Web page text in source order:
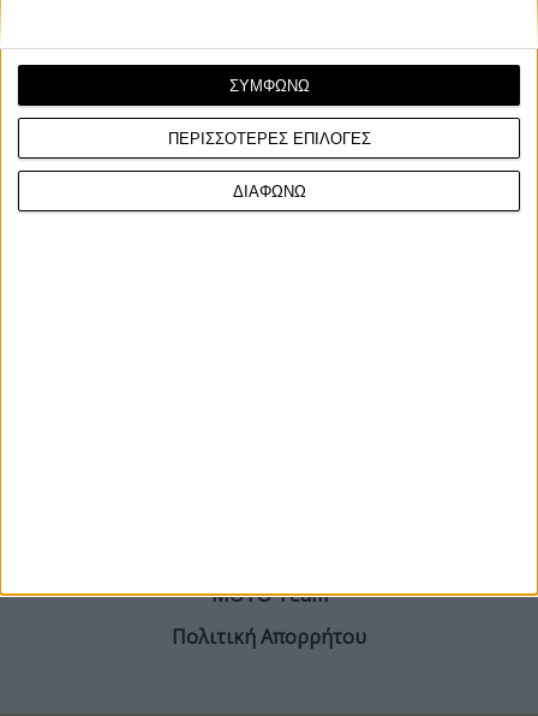
ΠΕΡΙΣΣΟΤΕΡΕΣ ΕΠΙΛΟΓΕΣ
ΔΙΑΦΩΝΩ
ΣΥΜΦΩΝΩ
Επικαιρότητα 22/4/2025
Husqvarna Vitpilen 401 - Με μειωμένη τιμή το "Λευκό
Το Husqvarna Vitpilen 401 είναι πλέον διαθέσιμο με μειωμένη
τιμή από την ελληνική αντιπροσωπεία και ...
ΜΟΤΟ Team
Πολιτική Απορρήτου